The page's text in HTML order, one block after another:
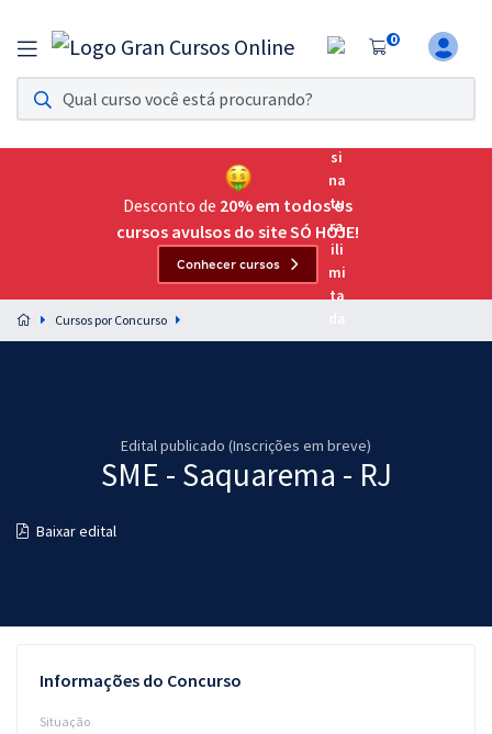
0
Assinatura Ilimitada 11
Acesso a todos os cursos. Teste grátis por 7 dias!
Assinatura OAB Até Passar
Acesso ilimitado a toda preparação para o Exame da
Preparação completa e intensiva para as principais
residências em saúde do Brasil
Cursos 20% OFF
Questões grátis
Desconto de 20% em todos os
cursos avulsos do site SÓ HOJE!
Conhecer cursos
Cursos por Concurso
Edital publicado (Inscrições em breve)
SME - Saquarema - RJ
Baixar edital
Informações do Concurso
Situação